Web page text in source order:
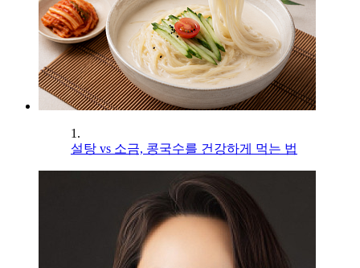
1.
설탕 vs 소금, 콩국수를 건강하게 먹는 법